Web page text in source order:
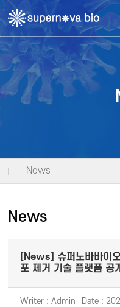
주메뉴 바로가기
컨텐츠 바로가기
News
News
[News] 슈퍼노바바이
포 제거 기술 플랫폼 공
Writer : Admin Date :